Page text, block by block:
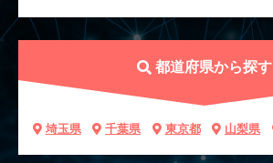
都道府県から探す
埼玉県 千葉県 東京都 山梨県